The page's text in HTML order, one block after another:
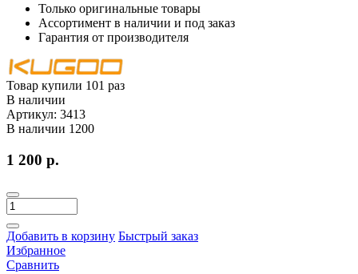
Только оригинальные товары
Ассортимент в наличии и под заказ
Гарантия от производителя
Товар купили 101 раз
В наличии
Артикул: 3413
В наличии 1200
1 200 р.
Добавить в корзину Быстрый заказ
Избранное
Сравнить